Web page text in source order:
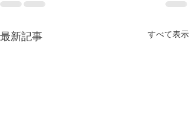
最新記事 すべて表示